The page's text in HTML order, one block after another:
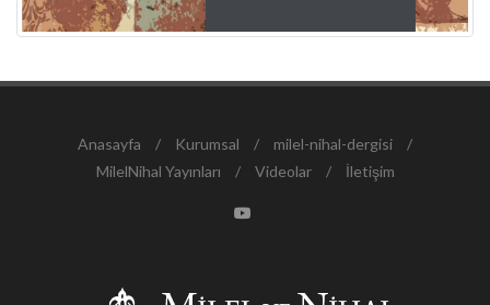
Anasayfa / Kurumsal / milel-nihal-dergisi
/
MilelNihal Yayınları
/ Videolar / İletişim